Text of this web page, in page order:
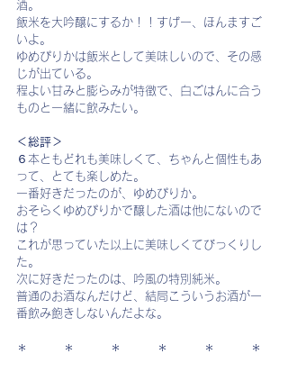
酒。
飯米を大吟醸にするか！！すげー、ほんますご
いよ。
ゆめぴりかは飯米として美味しいので、その感
じが出ている。
程よい甘みと膨らみが特徴で、白ごはんに合う
ものと一緒に飲みたい。
＜総評＞
６本ともどれも美味しくて、ちゃんと個性もあ
って、とても楽しめた。
一番好きだったのが、ゆめぴりか。
おそらくゆめぴりかで醸した酒は他にないので
は？
これが思っていた以上に美味しくてびっくりし
た。
次に好きだったのは、吟風の特別純米。
普通のお酒なんだけど、結局こういうお酒が一
番飲み飽きしないんだよな。
＊　　　＊　　　＊　　　＊　　　＊　　　＊